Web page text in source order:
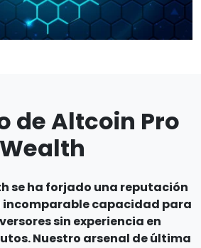
de Altcoin Pro
Wealth
se ha forjado una reputación
incomparable capacidad para
sin experiencia en
Nuestro arsenal de última